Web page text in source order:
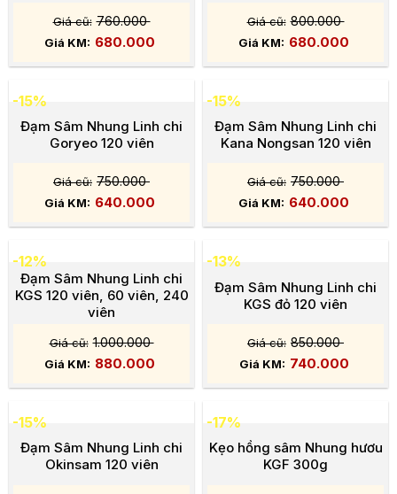
760.000
680.000
800.000
680.000
-15%
Đạm Sâm Nhung Linh chi
Goryeo 120 viên
750.000
640.000
-15%
Đạm Sâm Nhung Linh chi
Kana Nongsan 120 viên
750.000
640.000
-12%
Đạm Sâm Nhung Linh chi
KGS 120 viên, 60 viên, 240
viên
1.000.000
880.000
-13%
Đạm Sâm Nhung Linh chi
KGS đỏ 120 viên
850.000
740.000
-15%
Đạm Sâm Nhung Linh chi
Okinsam 120 viên
-17%
Kẹo hồng sâm Nhung hươu
KGF 300g